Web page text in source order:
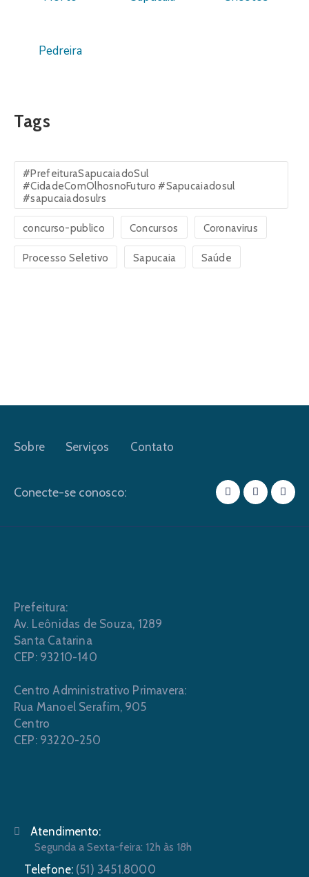
Pedreira
Tags
#PrefeituraSapucaiadoSul
#CidadeComOlhosnoFuturo #Sapucaiadosul
#sapucaiadosulrs
concurso-publico Concursos Coronavirus
Processo Seletivo Sapucaia Saúde
Sobre Serviços Contato
Conecte-se conosco:
Prefeitura:
Av. Leônidas de Souza, 1289
Santa Catarina
CEP: 93210-140
Centro Administrativo Primavera:
Rua Manoel Serafim, 905
Centro
CEP: 93220-250
Atendimento:
Segunda a Sexta-feira: 12h às 18h
Telefone: (51) 3451.8000